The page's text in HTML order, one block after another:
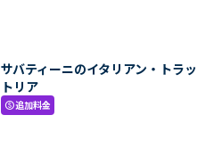
サバティーニのイタリアン・トラッ
トリア
paid追加料金